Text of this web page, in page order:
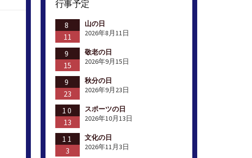
行事予定
8
11
山の日
2026年8月11日
9
15
敬老の日
2026年9月15日
9
23
秋分の日
2026年9月23日
10
13
スポーツの日
2026年10月13日
11
3
文化の日
2026年11月3日